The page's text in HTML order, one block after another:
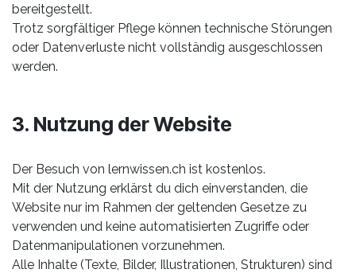
bereitgestellt.
Trotz sorgfältiger Pflege können technische Störungen
oder Datenverluste nicht vollständig ausgeschlossen
werden.
3. Nutzung der Website
Der Besuch von lernwissen.ch ist kostenlos.
Mit der Nutzung erklärst du dich einverstanden, die
Website nur im Rahmen der geltenden Gesetze zu
verwenden und keine automatisierten Zugriffe oder
Datenmanipulationen vorzunehmen.
Alle Inhalte (Texte, Bilder, Illustrationen, Strukturen) sind